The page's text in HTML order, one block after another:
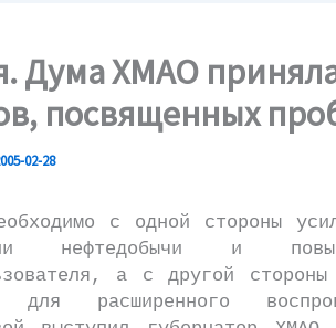
Дума ХМАО
посвященных
02-28
с одной стороны
нефтедобычи и
а с другой
для расширенного